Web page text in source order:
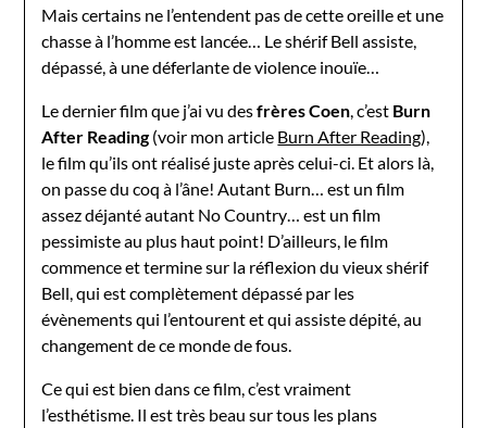
Mais certains ne l’entendent pas de cette oreille et une
chasse à l’homme est lancée… Le shérif Bell assiste,
dépassé, à une déferlante de violence inouïe…
Le dernier film que j’ai vu desfrères Coen, c’est Burn
After Reading(voir mon article Burn After Reading),
le film qu’ils ont réalisé juste après celui-ci. Et alors là,
on passe du coq à l’âne! Autant Burn… est un film
assez déjanté autant No Country… est un film
pessimiste au plus haut point! D’ailleurs, le film
commence et termine sur la réflexion du vieux shérif
Bell, qui est complètement dépassé par les
évènements qui l’entourent et qui assiste dépité, au
changement de ce monde de fous.
Ce qui est bien dans ce film, c’est vraiment
l’esthétisme. Il est très beau sur tous les plans